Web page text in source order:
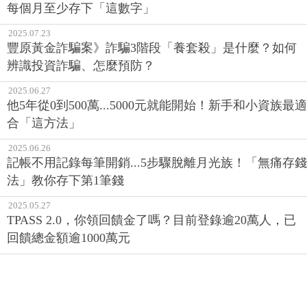
每個月至少存下「這數字」
2025.07.23
豐原黃金詐騙案》詐騙3階段「養套殺」是什麼？如何
辨識投資詐騙、怎麼預防？
2025.06.27
他5年從0到500萬...5000元就能開始！新手和小資族最適
合「這方法」
2025.06.26
記帳不用記錄每筆開銷...5步驟脫離月光族！「無痛存錢
法」教你存下第1筆錢
2025.05.27
TPASS 2.0，你領回饋金了嗎？目前登錄逾20萬人，已
回饋總金額逾1000萬元